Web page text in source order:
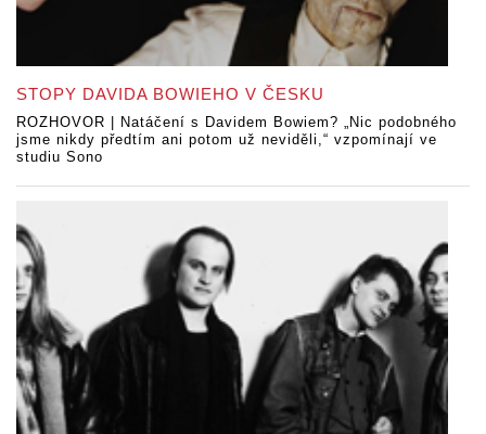
STOPY DAVIDA BOWIEHO V ČESKU
ROZHOVOR | Natáčení s Davidem Bowiem? „Nic podobného
jsme nikdy předtím ani potom už neviděli,“ vzpomínají ve
studiu Sono